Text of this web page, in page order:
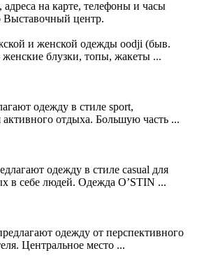
адреса на карте, телефоны и часы
Выставочный центр.
и женской одежды oodji (быв.
блузки, топы, жакеты ...
одежду в стиле sport,
отдыха. Большую часть ...
одежду в стиле casual для
в себе людей. Одежда O’STIN ...
одежду от перспективного
Центральное место ...